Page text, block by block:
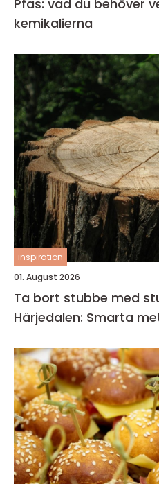
Pfas: vad du behöver
kemikalierna
inspiration
01. August 2026
Ta bort stubbe med
Härjedalen: Smarta